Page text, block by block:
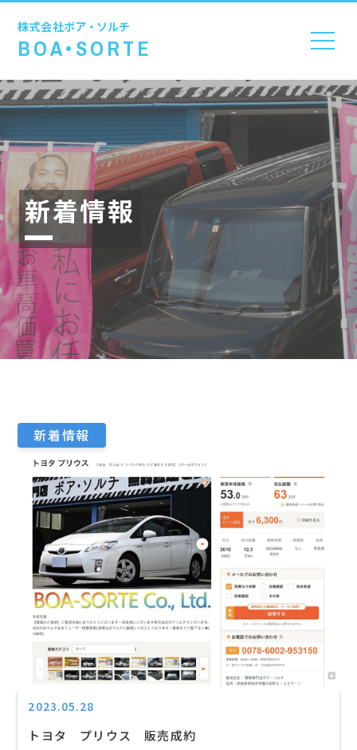
株式会社ボア・ソルチ
BOA•SORTE
新着情報
新着情報
2023.05.28
トヨタ プリウス 販売成約